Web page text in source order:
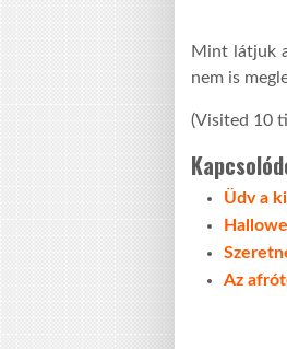
M int látjuk
nem is
(Visited 10
Üdv a
Az